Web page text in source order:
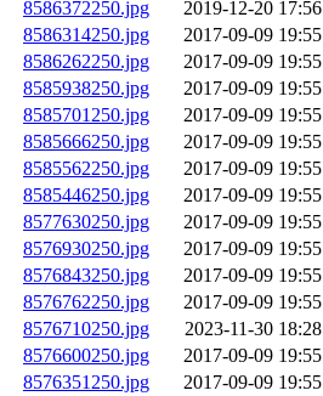
8586372250.jpg
2019-12-20 17:56
8586314250.jpg
2017-09-09 19:55
8586262250.jpg
2017-09-09 19:55
8585938250.jpg
2017-09-09 19:55
8585701250.jpg
2017-09-09 19:55
8585666250.jpg
2017-09-09 19:55
8585562250.jpg
2017-09-09 19:55
8585446250.jpg
2017-09-09 19:55
8577630250.jpg
2017-09-09 19:55
8576930250.jpg
2017-09-09 19:55
8576843250.jpg
2017-09-09 19:55
8576762250.jpg
2017-09-09 19:55
8576710250.jpg
2023-11-30 18:28
8576600250.jpg
2017-09-09 19:55
8576351250.jpg
2017-09-09 19:55